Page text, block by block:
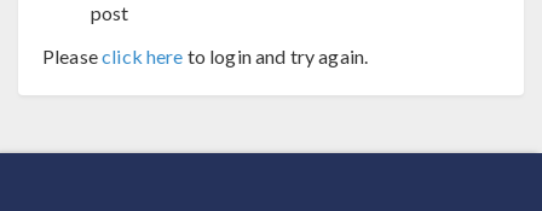
post
Pleaseclick here to login and try again.